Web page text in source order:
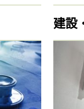
建設